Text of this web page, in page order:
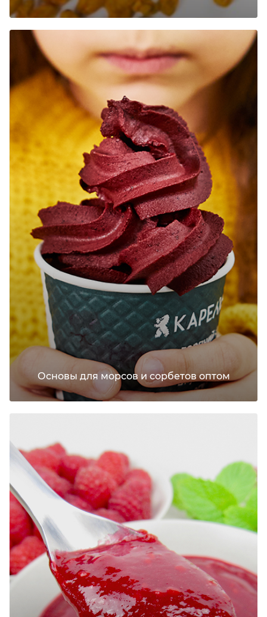
Основы для морсов и сорбетов оптом